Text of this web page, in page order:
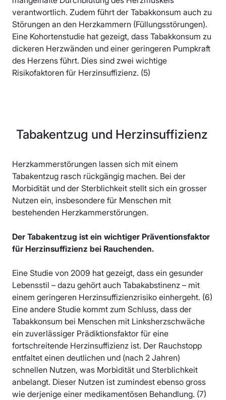
verantwortlich. Zudem führt der Tabakkonsum auch zu
Störungen an den Herzkammern (Füllungsstörungen).
Eine Kohortenstudie hat gezeigt, dass Tabakkonsum zu
dickeren Herzwänden und einer geringeren Pumpkraft
des Herzens führt. Dies sind zwei wichtige
Risikofaktoren für Herzinsuffizienz. (5)
Tabakentzug und Herzinsuffizienz
Herzkammerstörungen lassen sich mit einem
Tabakentzug rasch rückgängig machen. Bei der
Morbidität und der Sterblichkeit stellt sich ein grosser
Nutzen ein, insbesondere für Menschen mit
bestehenden Herzkammerstörungen.
Der Tabakentzug ist ein wichtiger Präventionsfaktor
für Herzinsuffizienz bei Rauchenden.
Eine Studie von 2009 hat gezeigt, dass ein gesunder
Lebensstil – dazu gehört auch Tabakabstinenz – mit
einem geringeren Herzinsuffizienzrisiko einhergeht. (6)
Eine andere Studie kommt zum Schluss, dass der
Tabakkonsum bei Menschen mit Linksherzschwäche
ein zuverlässiger Prädiktionsfaktor für eine
fortschreitende Herzinsuffizienz ist. Der Rauchstopp
entfaltet einen deutlichen und (nach 2 Jahren)
schnellen Nutzen, was Morbidität und Sterblichkeit
anbelangt. Dieser Nutzen ist zumindest ebenso gross
wie derjenige einer medikamentösen Behandlung. (7)